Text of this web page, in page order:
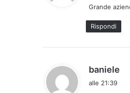
Grande
Rispondi
baniele
alle 21:39